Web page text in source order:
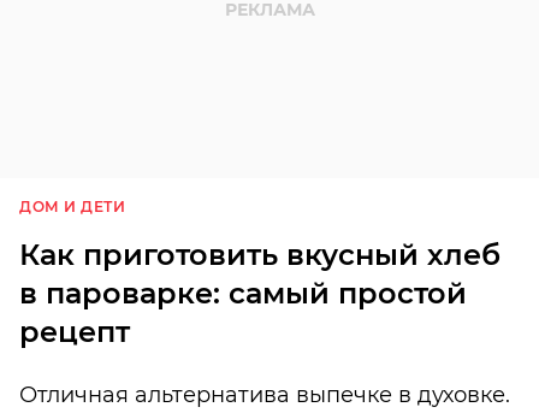
ДОМ И ДЕТИ
Как приготовить вкусный хлеб
в пароварке: самый простой
рецепт
Отличная альтернатива выпечке в духовке.